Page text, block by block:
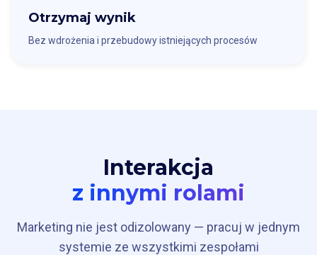
Otrzymaj wynik
Bez wdrożenia i przebudowy istniejących procesów
Interakcja
z innymi rolami
Marketing nie jest odizolowany — pracuj w jednym
systemie ze wszystkimi zespołami